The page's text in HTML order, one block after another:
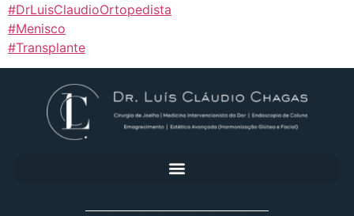
#DrLuisClaudioOrtopedista
#Menisco
#Transplante